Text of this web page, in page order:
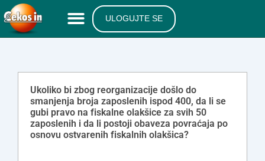
ULOGUJTE SE
Ukoliko bi zbog reorganizacije došlo do
smanjenja broja zaposlenih ispod 400, da li se
gubi pravo na fiskalne olakšice za svih 50
zaposlenih i da li postoji obaveza povraćaja po
osnovu ostvarenih fiskalnih olakšica?